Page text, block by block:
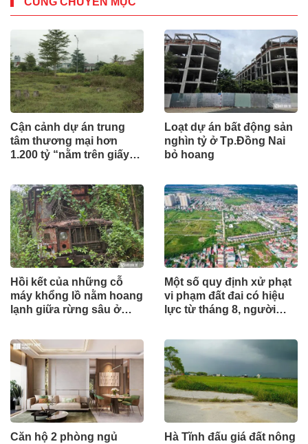
Cận cảnh dự án trung
tâm thương mại hơn
1.200 tỷ “nằm trên giấy”
Loạt dự án bất động sản
nghìn tỷ ở Tp.Đồng Nai
bỏ hoang
Hồi kết của những cỗ
máy khổng lồ nằm hoang
lạnh giữa rừng sâu ở
Một số quy định xử phạt
vi phạm đất đai có hiệu
lực từ tháng 8, người
Căn hộ 2 phòng ngủ
Hà Tĩnh đấu giá đất nông